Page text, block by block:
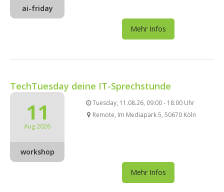
ai-friday
Mehr Infos
TechTuesday deine IT-Sprechstunde
11
Aug 2026
workshop
Tuesday, 11.08.26, 09:00 - 18:00 Uhr
Remote, Im Mediapark 5, 50670 Köln
Mehr Infos